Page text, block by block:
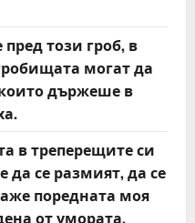
този гроб, в
могат да
държеше в
в треперещите си
да се размият, да се
поредната моя
от умората.